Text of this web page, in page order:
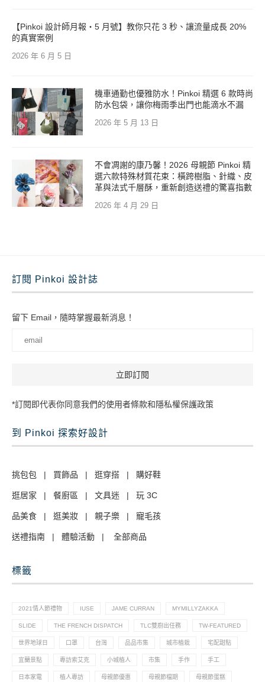
【Pinkoi 設計師月報・5 月號】教你只花 3 秒、讓流量成長 20%
的真實案例
2026 年 6 月 5 日
機車通勤也優雅防水！Pinkoi 精選 6 款時尚
防水包袋，讓你梅雨季出門也能滴水不漏
2026 年 5 月 13 日
不會凋謝的康乃馨！2026 母親節 Pinkoi 精
選六款特殊材質花束：橫跨樹脂、針織、皮
革與法式千層酥，重新創造送禮的驚喜指數
2026 年 4 月 29 日
訂閱 Pinkoi 設計誌
留下 Email，隨時掌握最新消息！
*訂閱即代表你同意我們的使用者條款和隱私權保護政策
到 Pinkoi 探索好設計
挑包包 | 買飾品 | 逛穿搭 | 購好鞋
逛居家 | 餐廚區 | 文具迷 | 玩 3C
品美食 | 逛美妝 | 親子樂 | 寵毛孩
送禮指南 | 體驗活動 | 全部商品
標籤
2021情人節禮物 IUSE JAME CURRAN MYMILLYZAKKA
SLIDE THE FRENCH DISPATCH TLC雙廚出任務 TW-FEATURED
世界地球日 口罩 台灣 品品市集 城市植栽 宅配甜點
宜蘭景點 專訪索艾克 小城植人 市集 手作 手工
日本家電 植人專訪 母親節優惠 母親節檔期 母親節蛋糕